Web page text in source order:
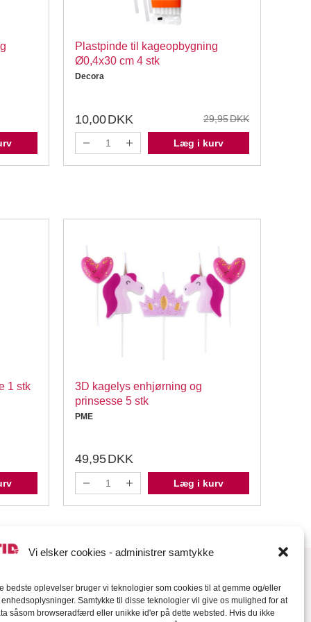
Vi elsker cookies - administrer samtykke
bedste oplevelser bruger vi teknologier som cookies til at gemme og/eller
Samtykke til disse teknologier vil give os mulighed for at
såsom browseradfærd eller unikke id'er på dette websted. Hvis du ikke
Plastpinde til kageopbygning
Ø0,4x30 cm 4 stk
Decora
29,95DKK
10,00DKK
Læg i kurv
1 stk
3D kagelys enhjørning og
prinsesse 5 stk
PME
49,95DKK
Læg i kurv